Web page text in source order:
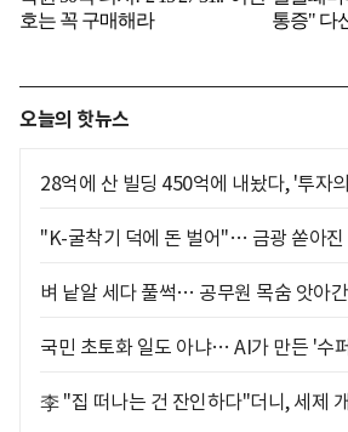
오늘의 핫뉴스
28억에 산 빌딩 450억에 내놨다, '투자
"K-굴착기 덕에 돈 벌어"… 금광 쏟아진
벼 낱알 세다 풀썩… 공무원 목숨 앗아
국민 초토화 일도 아냐… AI가 만든 '수
李 "집 떠나는 건 잔인하다"더니, 세제